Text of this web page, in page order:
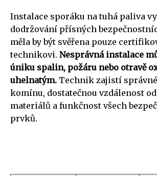
Instalace sporáku na tuhá paliva
dodržování přísných
měla by být svěřena pouze
technikovi. Nesprávná instalace
úniku spalin, požáru nebo otravě
uhelnatým. Technik zajistí
komínu, dostatečnou vzdálenost
materiálů a funkčnost všech
prvků.